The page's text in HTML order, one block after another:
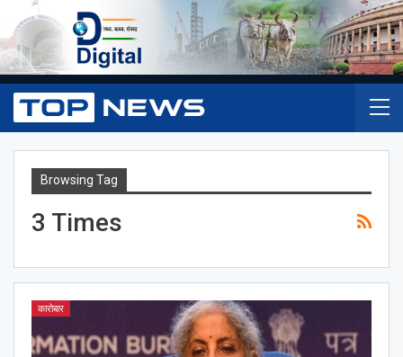
Browsing Tag
3 Times
कारोबार